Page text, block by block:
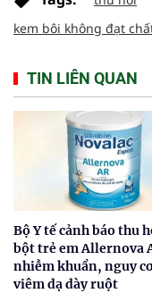
kem bôi không đạt
TIN LIÊN QUAN
Bộ Y tế cảnh báo thu
bột trẻ em Allernova
nhiễm khuẩn, nguy
viêm dạ dày ruột